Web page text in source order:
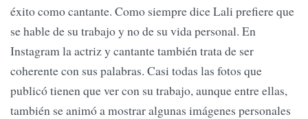
éxito como cantante. Como siempre dice Lali prefiere que
se hable de su trabajo y no de su vida personal. En
Instagram la actriz y cantante también trata de ser
coherente con sus palabras. Casi todas las fotos que
publicó tienen que ver con su trabajo, aunque entre ellas,
también se animó a mostrar algunas imágenes personales